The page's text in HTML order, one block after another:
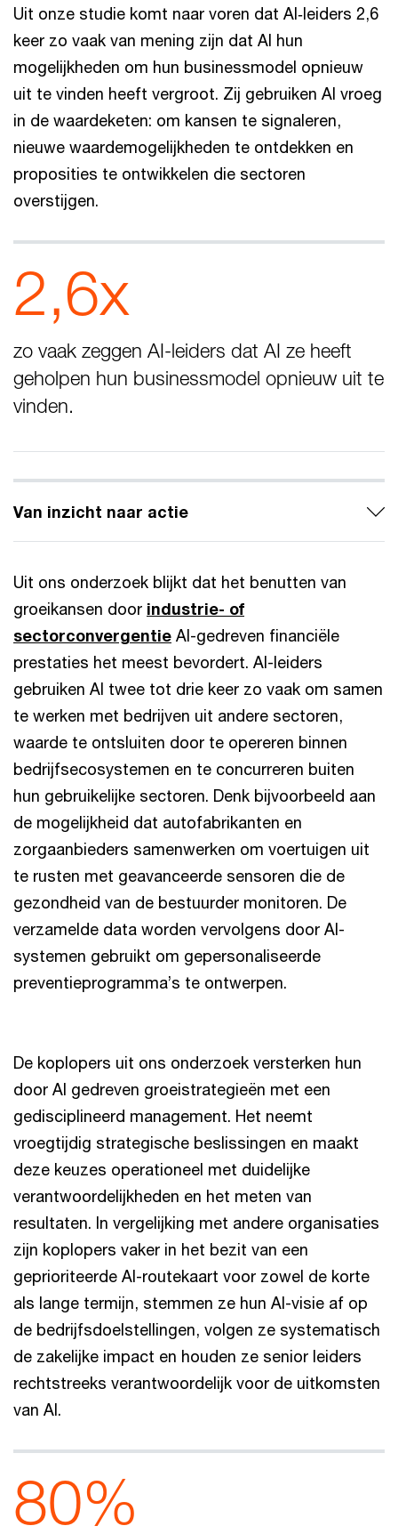
Uit onze studie komt naar voren dat AI‑leiders 2,6
keer zo vaak van mening zijn dat AI hun
mogelijkheden om hun businessmodel opnieuw
uit te vinden heeft vergroot. Zij gebruiken AI vroeg
in de waardeketen: om kansen te signaleren,
nieuwe waardemogelijkheden te ontdekken en
proposities te ontwikkelen die sectoren
overstijgen.
2,6x
zo vaak zeggen AI-leiders dat AI ze heeft
geholpen hun businessmodel opnieuw uit te
vinden.
Van inzicht naar actie
Uit ons onderzoek blijkt dat het benutten van
groeikansen door industrie- of
sectorconvergentie AI-gedreven financiële
prestaties het meest bevordert. AI-leiders
gebruiken AI twee tot drie keer zo vaak om samen
te werken met bedrijven uit andere sectoren,
waarde te ontsluiten door te opereren binnen
bedrijfsecosystemen en te concurreren buiten
hun gebruikelijke sectoren. Denk bijvoorbeeld aan
de mogelijkheid dat autofabrikanten en
zorgaanbieders samenwerken om voertuigen uit
te rusten met geavanceerde sensoren die de
gezondheid van de bestuurder monitoren. De
verzamelde data worden vervolgens door AI-
systemen gebruikt om gepersonaliseerde
preventieprogramma’s te ontwerpen.
De koplopers uit ons onderzoek versterken hun
door AI gedreven groeistrategieën met een
gedisciplineerd management. Het neemt
vroegtijdig strategische beslissingen en maakt
deze keuzes operationeel met duidelijke
verantwoordelijkheden en het meten van
resultaten. In vergelijking met andere organisaties
zijn koplopers vaker in het bezit van een
geprioriteerde AI-routekaart voor zowel de korte
als lange termijn, stemmen ze hun AI-visie af op
de bedrijfsdoelstellingen, volgen ze systematisch
de zakelijke impact en houden ze senior leiders
rechtstreeks verantwoordelijk voor de uitkomsten
van AI.
80%